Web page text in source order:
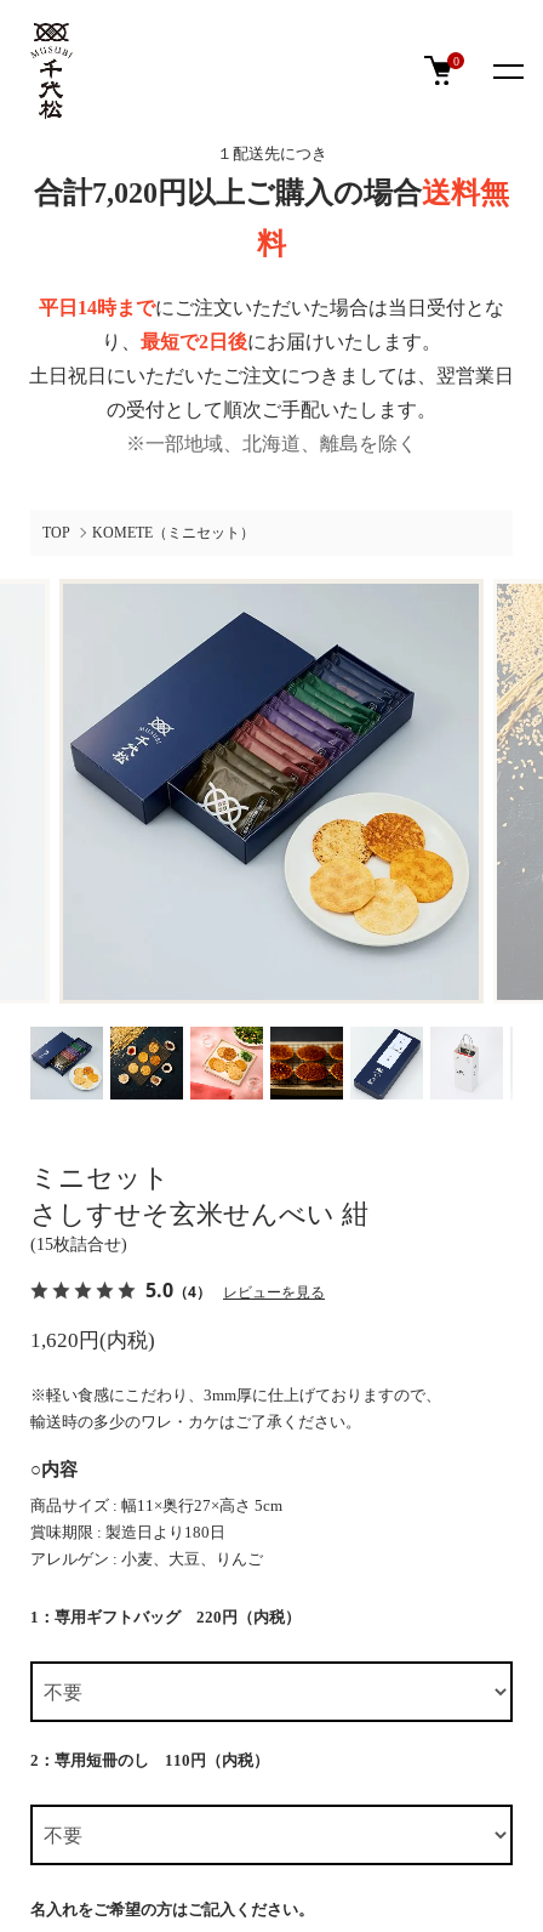
0
１配送先につき
合計7,020円以上ご購入の場合送料無
料
平日14時までにご注文いただいた場合は当日受付とな
り、 最短で2日後にお届けいたします。
土日祝日にいただいたご注文につきましては、翌営業日
の受付として順次ご手配いたします。
※一部地域、北海道、離島を除く
TOP KOMETE（ミニセット）
ミニセット
さしすせそ玄米せんべい 紺
(15枚詰合せ)
5.0 （4） レビューを見る
1,620円(内税)
※軽い食感にこだわり、3mm厚に仕上げておりますので、
輸送時の多少のワレ・カケはご了承ください。
○内容
商品サイズ : 幅11×奥行27×高さ 5cm
賞味期限 : 製造日より180日
アレルゲン : 小麦、大豆、りんご
1：専用ギフトバッグ 220円（内税）
2：専用短冊のし 110円（内税）
名入れをご希望の方はご記入ください。